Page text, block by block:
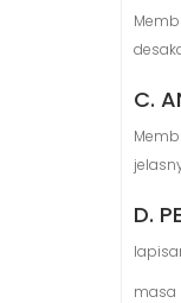
C.
D.
masa